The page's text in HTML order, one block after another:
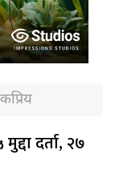
दर्ता, २७